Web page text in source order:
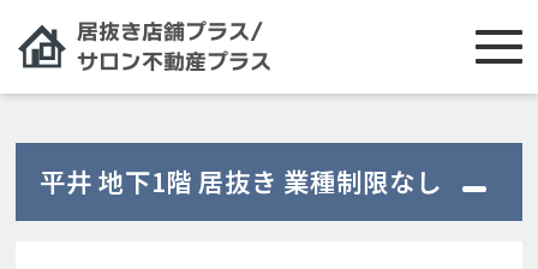
平井 地下1階 居抜き 業種制限なし